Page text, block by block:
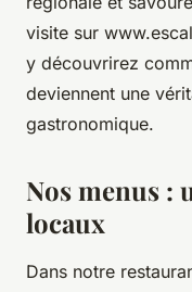
visite sur
y découvrirez
deviennent une
gastronomique.
Nos menus :
locaux
Dans notre